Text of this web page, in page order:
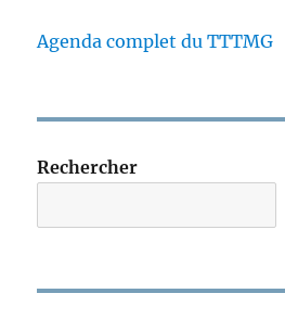
Agenda complet du TTTMG
Rechercher